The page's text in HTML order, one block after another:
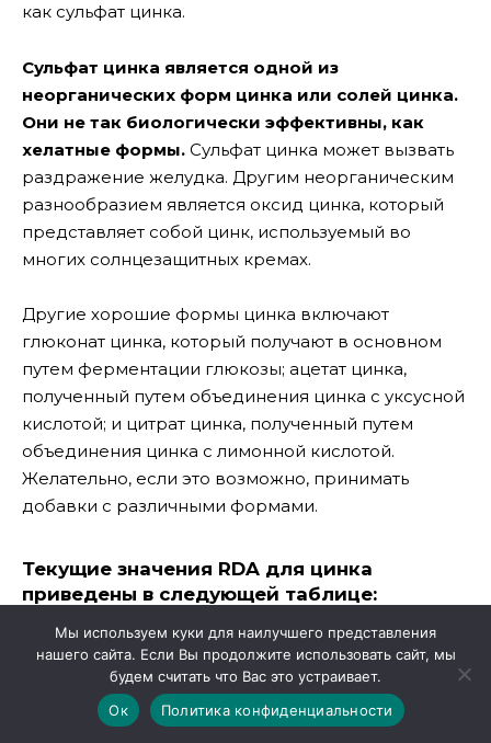
как сульфат цинка.
Сульфат цинка является одной из
неорганических форм цинка или солей цинка.
Они не так биологически эффективны, как
хелатные формы. Сульфат цинка может вызвать
раздражение желудка. Другим неорганическим
разнообразием является оксид цинка, который
представляет собой цинк, используемый во
многих солнцезащитных кремах.
Другие хорошие формы цинка включают
глюконат цинка, который получают в основном
путем ферментации глюкозы; ацетат цинка,
полученный путем объединения цинка с уксусной
кислотой; и цитрат цинка, полученный путем
объединения цинка с лимонной кислотой.
Желательно, если это возможно, принимать
добавки с различными формами.
Текущие значения RDA для цинка
приведены в следующей таблице:
Мужчина Женщина
0-6 месяцев
Мы используем куки для наилучшего представления
нашего сайта. Если Вы продолжите использовать сайт, мы
будем считать что Вас это устраивает.
Ок
Политика конфиденциальности